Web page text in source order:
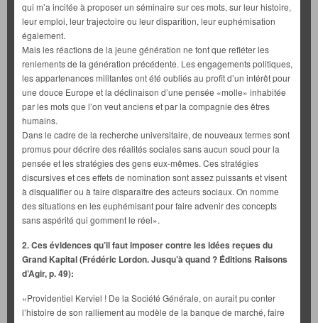
qui m’a incitée à proposer un séminaire sur ces mots, sur leur histoire,
leur emploi, leur trajectoire ou leur disparition, leur euphémisation
également.
Mais les réactions de la jeune génération ne font que refléter les
reniements de la génération précédente. Les engagements politiques,
les appartenances militantes ont été oubliés au profit d’un intérêt pour
une douce Europe et la déclinaison d’une pensée «molle» inhabitée
par les mots que l’on veut anciens et par la compagnie des êtres
humains.
Dans le cadre de la recherche universitaire, de nouveaux termes sont
promus pour décrire des réalités sociales sans aucun souci pour la
pensée et les stratégies des gens eux-mêmes. Ces stratégies
discursives et ces effets de nomination sont assez puissants et visent
à disqualifier ou à faire disparaître des acteurs sociaux. On nomme
des situations en les euphémisant pour faire advenir des concepts
sans aspérité qui gomment le réel».
2. Ces évidences qu’il faut imposer contre les idées reçues du
Grand Kapital (Frédéric Lordon. Jusqu’à quand ? Éditions Raisons
d’Agir, p. 49):
«Providentiel Kerviel ! De la Société Générale, on aurait pu conter
l’histoire de son ralliement au modèle de la banque de marché, faire